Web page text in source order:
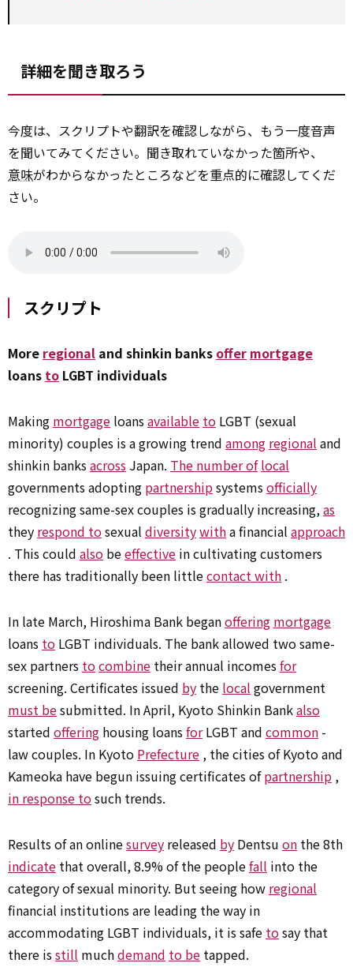
詳細を聞き取ろう
今度は、スクリプトや翻訳を確認しながら、もう一度音声
を聞いてみてください。聞き取れていなかった箇所や、
意味がわからなかったところなどを重点的に確認してくだ
さい。
スクリプト
More regional and shinkin banks offer mortgage
loans to LGBT individuals
Making mortgage loansavailable to LGBT (sexual
minority) couples is a growing trend among regional and
shinkin banksacross Japan. The number of local
governments adopting partnershipsystemsofficially
recognizing same-sex couples is gradually increasing,as
they respond tosexual diversitywitha financial approach
. This could also beeffective in cultivating customers
there has traditionally been littlecontact with .
In late March, Hiroshima Bank beganoffering mortgage
loans to LGBT individuals. The bank allowed two same-
sex partners tocombine their annual incomesfor
screening. Certificates issued by the local government
must besubmitted. In April, Kyoto Shinkin Bankalso
started offering housing loansforLGBT and common -
law couples. In Kyoto Prefecture , the cities of Kyoto and
Kameoka have begun issuing certificates ofpartnership ,
in response tosuch trends.
Results of an onlinesurvey released by Dentsu on the 8th
indicate that overall, 8.9% of the peoplefall into the
category of sexual minority. But seeing how regional
financial institutions are leading the way in
accommodating LGBT individuals, it is safe tosay that
there isstill muchdemand to be tapped.